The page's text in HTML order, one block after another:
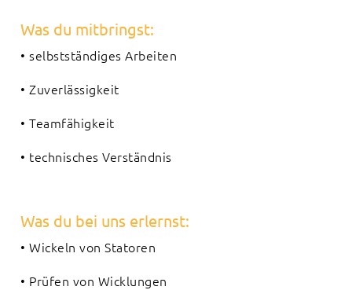
Was du mitbringst:
• selbstständiges Arbeiten
• Zuverlässigkeit
• Teamfähigkeit
• technisches Verständnis
Was du bei uns erlernst:
• Wickeln von Statoren
• Prüfen von Wicklungen